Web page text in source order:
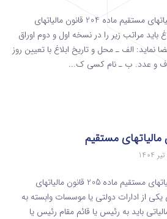
ماده 204 قانون مالیاتهای مستقیم ماده 204 قانون مالیاتهای
باید مراتب زیر را در نسخه اول و دوم‌ اوراق
نماید: الف ـ محل‌ و تاریخ‌ ابلاغ با تعیین روز
‌و عدد. ب ـ نام کسی ک...
ماده 205 قانون مالیاتهای مستقیم ماده 205 قانون مالیاتهای
از ادارات دولتی یا موسسات وابسته‌ به
باید به رئیس یا قائم ‌مقام رئیس یا